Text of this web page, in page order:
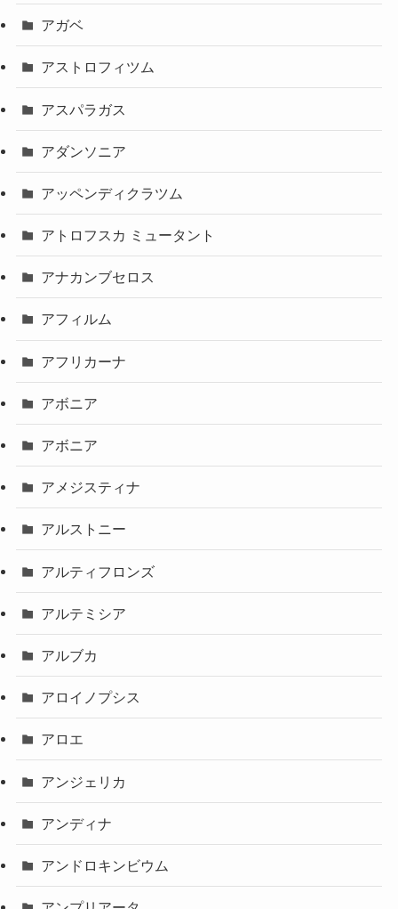
アガベ
アストロフィツム
アスパラガス
アダンソニア
アッペンディクラツム
アトロフスカ ミュータント
アナカンブセロス
アフィルム
アフリカーナ
アボニア
アボニア
アメジスティナ
アルストニー
アルティフロンズ
アルテミシア
アルブカ
アロイノプシス
アロエ
アンジェリカ
アンディナ
アンドロキンビウム